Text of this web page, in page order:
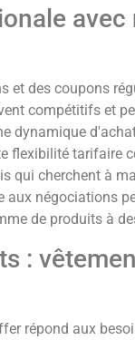
et des coupons
compétitifs et
dynamique
flexibilité tarifaire
qui cherchent à
négociations
de produits à
:
répond aux